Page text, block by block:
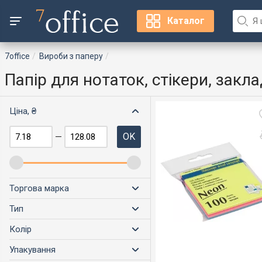
Каталог
7office Вироби з паперу
Папір для нотаток, стікери,
Ціна, ₴
— OK
Торгова марка
Тип
Колір
Упакування